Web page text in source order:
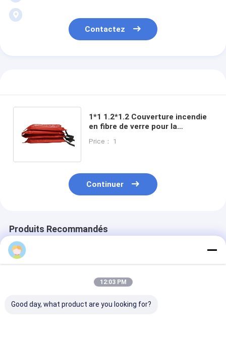
Contactez
1*1 1.2*1.2 Couverture incendie
en fibre de verre pour la
les flammes
Price： 1
Continuer
Produits Recommandés
12:03 PM
Good day, what product are you looking for?